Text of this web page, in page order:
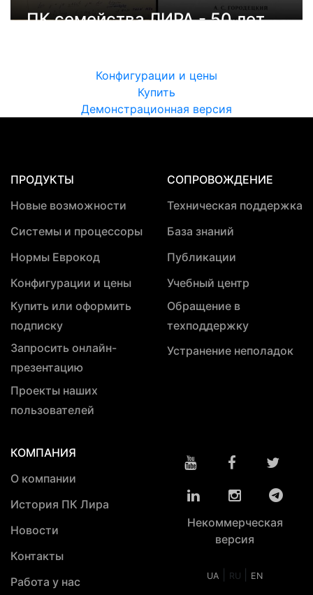
ПК семейства ЛИРА - 50 лет
Конфигурации и цены
Купить
Демонстрационная версия
ПРОДУКТЫ
Новые возможности
Системы и процессоры
Нормы Еврокод
Конфигурации и цены
Купить или оформить
подписку
Запросить онлайн-
презентацию
Проекты наших
пользователей
СОПРОВОЖДЕНИЕ
Техническая поддержка
База знаний
Публикации
Учебный центр
Обращение в
техподдержку
Устранение неполадок
КОМПАНИЯ
О компании
История ПК Лира
Новости
Контакты
Работа у нас
Некоммерческая
версия
UA RU EN